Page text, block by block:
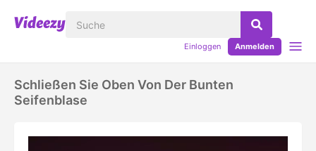
Einloggen Anmelden
Schließen Sie Oben Von Der Bunten
Seifenblase